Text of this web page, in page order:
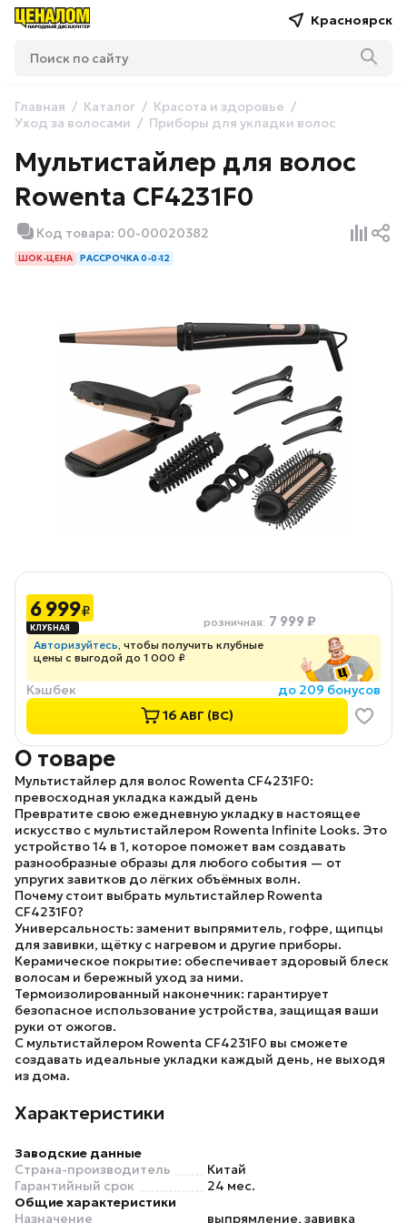
Красноярск
Главная Каталог
Красота и здоровье
Уход за волосами
Приборы для укладки волос
Мультистайлер для волос
Rowenta CF4231F0
Код товара: 00-00020382
ШОК-ЦЕНА РАССРОЧКА 0-0-12
6 999₽
розничная: 7 999 ₽
Авторизуйтесь, чтобы получить клубные
цены с выгодой до 1 000 ₽
Кэшбек
до 209 бонусов
16 АВГ (ВС)
О товаре
Мультистайлер для волос Rowenta CF4231F0:
превосходная укладка каждый день
Превратите свою ежедневную укладку в настоящее
искусство с мультистайлером Rowenta Infinite Looks. Это
устройство 14 в 1, которое поможет вам создавать
разнообразные образы для любого события — от
упругих завитков до лёгких объёмных волн.
Почему стоит выбрать мультистайлер Rowenta
CF4231F0?
Универсальность: заменит выпрямитель, гофре, щипцы
для завивки, щётку с нагревом и другие приборы.
Керамическое покрытие: обеспечивает здоровый блеск
волосам и бережный уход за ними.
Термоизолированный наконечник: гарантирует
безопасное использование устройства, защищая ваши
руки от ожогов.
С мультистайлером Rowenta CF4231F0 вы сможете
создавать идеальные укладки каждый день, не выходя
из дома.
Характеристики
Заводские данные
Страна-производитель
Китай
Гарантийный срок
24 мес.
Общие характеристики
Назначение
выпрямление, завивка